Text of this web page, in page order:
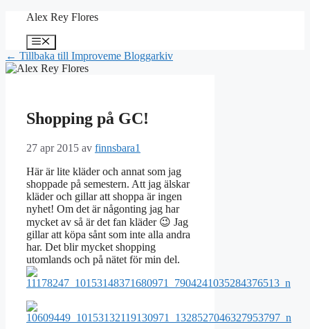
Hoppa
innehåll
Alex Rey Flores
Meny
← Tillbaka till Improveme Bloggarkiv
Shopping på GC!
27 apr 2015 av finnsbara1
Här är lite kläder och annat som jag
shoppade på semestern. Att jag älskar
kläder och gillar att shoppa är ingen
nyhet! Om det är någonting jag har
mycket av så är det fan kläder 😉 Jag
gillar att köpa sånt som inte alla andra
har. Det blir mycket shopping
utomlands och på nätet för min del.